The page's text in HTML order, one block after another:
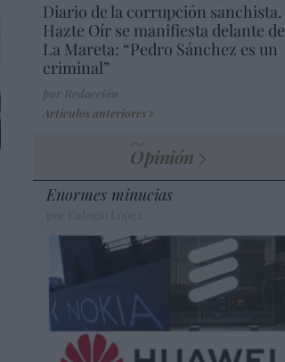
Diario de la corrupción sanchista.
Hazte Oír se manifiesta delante de
La Mareta: “Pedro Sánchez es un
criminal”
Artículos anteriores
Opinión
Enormes minucias